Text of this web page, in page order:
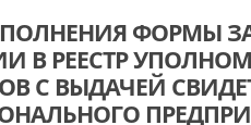
ФОРМЫ
В РЕЕСТР
С ВЫДАЧЕЙ